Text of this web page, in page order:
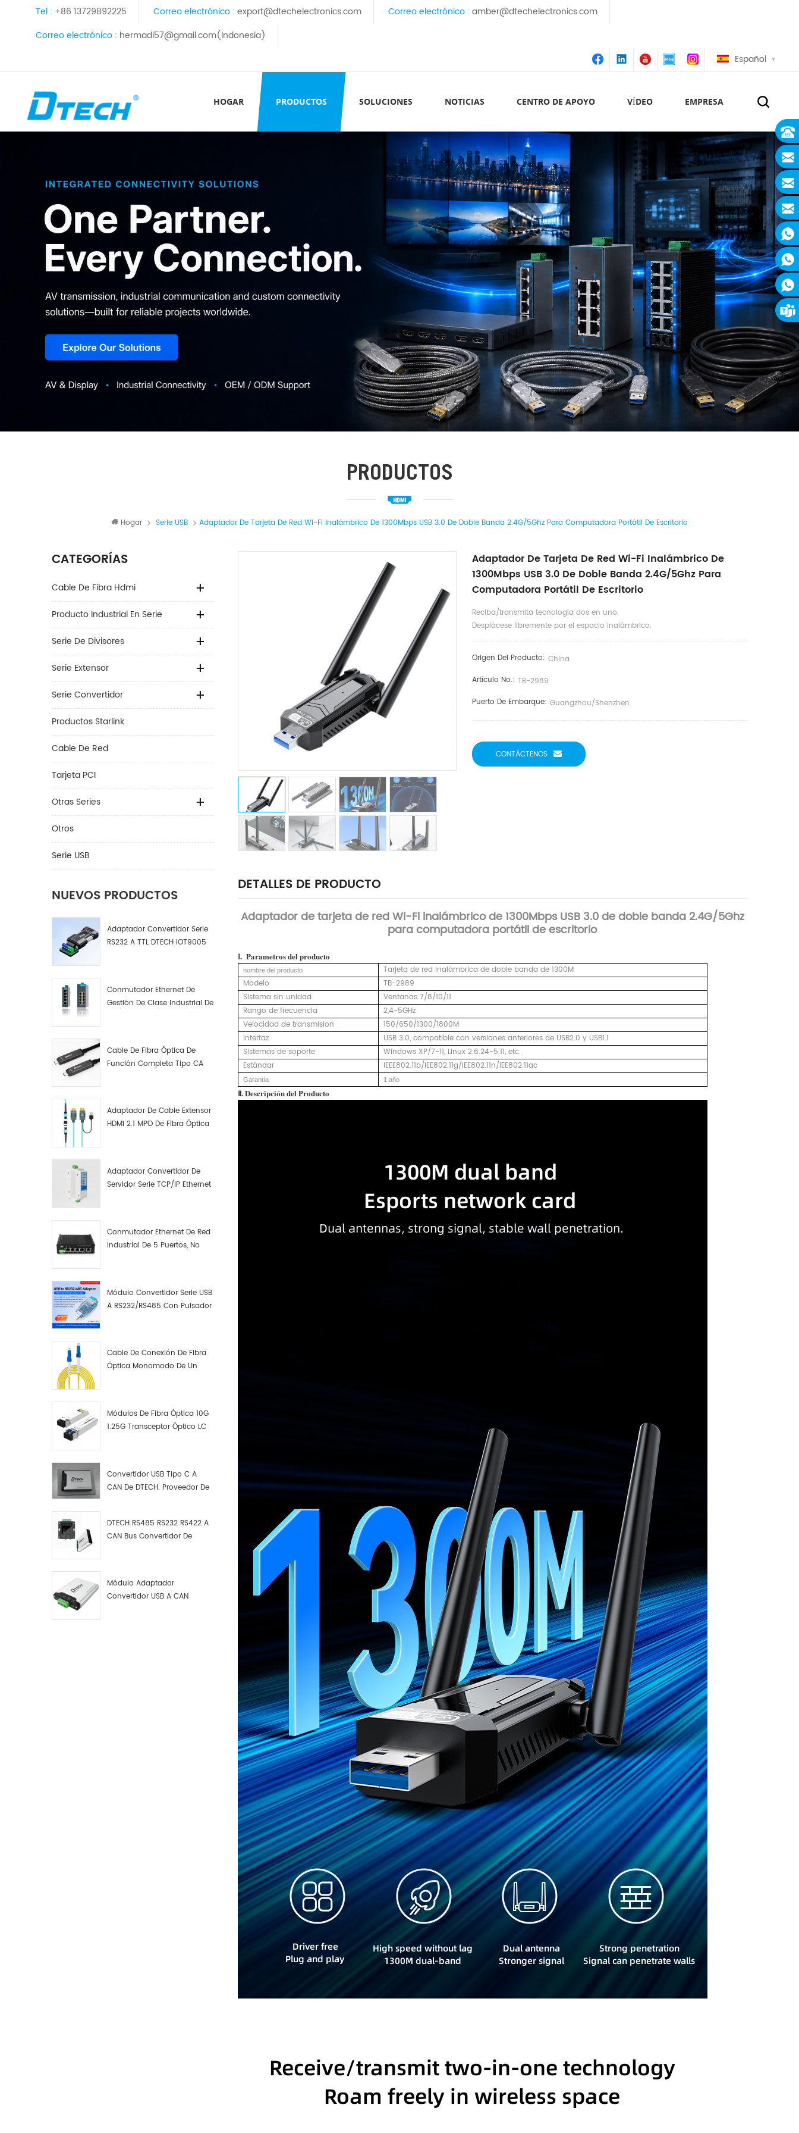
Tel : +86 13729892225 Correo electrónico : export@dtechelectronics.com Correo electrónico : amber@dtechelectronics.com
Correo electrónico : hermadi57@gmail.com(Indonesia)
Español
HOGAR PRODUCTOS SOLUCIONES NOTICIAS CENTRO DE APOYO VÍDEO EMPRESA
PRODUCTOS
Hogar Serie USB Adaptador De Tarjeta De Red Wi-Fi Inalámbrico De 1300Mbps USB 3.0 De Doble Banda 2.4G/5Ghz Para Computadora Portátil De Escritorio
CATEGORÍAS
Cable De Fibra Hdmi
Producto Industrial En Serie
Serie De Divisores
Serie Extensor
Serie Convertidor
Productos Starlink
Cable De Red
Tarjeta PCI
Otras Series
Otros
Serie USB
NUEVOS PRODUCTOS
Adaptador Convertidor Serie
RS232 A TTL DTECH IOT9005
Conmutador Ethernet De
Gestión De Clase Industrial De
Cable De Fibra Óptica De
Función Completa Tipo CA
Adaptador De Cable Extensor
HDMI 2.1 MPO De Fibra Óptica
Adaptador Convertidor De
Servidor Serie TCP/IP Ethernet
Conmutador Ethernet De Red
Industrial De 5 Puertos, No
Módulo Convertidor Serie USB
A RS232/RS485 Con Pulsador
Cable De Conexión De Fibra
Óptica Monomodo De Un
Módulos De Fibra Óptica 10G
1.25G Transceptor Óptico LC
Convertidor USB Tipo C A
CAN De DTECH. Proveedor De
DTECH RS485 RS232 RS422 A
CAN Bus Convertidor De
Módulo Adaptador
Convertidor USB A CAN
Adaptador De Tarjeta De Red Wi-Fi Inalámbrico De
1300Mbps USB 3.0 De Doble Banda 2.4G/5Ghz Para
Computadora Portátil De Escritorio
Reciba/transmita tecnología dos en uno.
Desplácese libremente por el espacio inalámbrico.
Origen Del Producto: China
Artículo No.: TB-2989
Puerto De Embarque: Guangzhou/Shenzhen
CONTÁCTENOS
DETALLES DE PRODUCTO
Adaptador de tarjeta de red Wi-Fi inalámbrico de 1300Mbps USB 3.0 de doble banda 2.4G/5Ghz
para computadora portátil de escritorio
Ⅰ. Parametrosdel producto
nombre del producto
Tarjeta de red inalámbrica de doble banda de 1300M
Modelo
TB-2989
Sistema sin unidad
Ventanas 7/8/10/11
Rango de frecuencia
2,4-5GHz
Velocidad de transmision
150/650/1300/1800M
Interfaz
USB 3.0, compatible con versiones anteriores de USB2.0 y USB1.1
Sistemas de soporte
Windows XP/7-11, Linux 2.6.24-5.11, etc.
Estándar
IEEE802.11b/IEE802.11g/IEE802.11n/IEE802.11ac
Garantía 1 año
Ⅱ. Descripción del Producto